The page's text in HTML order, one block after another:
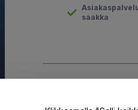
saakka